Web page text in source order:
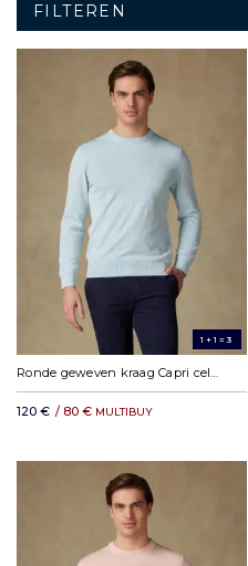
FILTEREN
1+1=3
Ronde geweven kraag Capri celadon
120 € / 80 € MULTIBUY